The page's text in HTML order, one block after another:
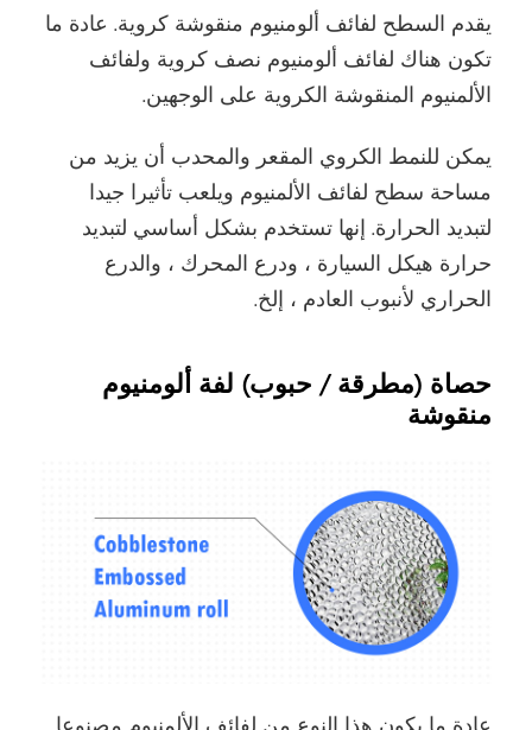
يقدم السطح لفائف ألومنيوم منقوشة كروية. عادة ما
تكون هناك لفائف ألومنيوم نصف كروية ولفائف
الألمنيوم المنقوشة الكروية على الوجهين.
يمكن للنمط الكروي المقعر والمحدب أن يزيد من
مساحة سطح لفائف الألمنيوم ويلعب تأثيرا جيدا
لتبديد الحرارة. إنها تستخدم بشكل أساسي لتبديد
حرارة هيكل السيارة ، ودرع المحرك ، والدرع
الحراري لأنبوب العادم ، إلخ.
حصاة (مطرقة / حبوب) لفة ألومنيوم
منقوشة